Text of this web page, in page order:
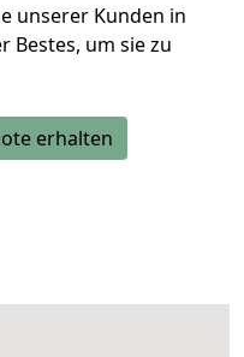
unserer Kunden in
Bestes, um sie zu
erhalten